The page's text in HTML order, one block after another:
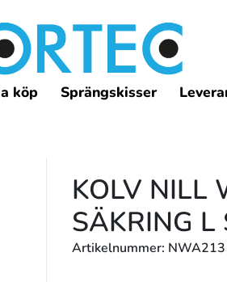
köp Sprängskisser
KOLV NILL
SÄKRING L
Artikelnummer: NWA213